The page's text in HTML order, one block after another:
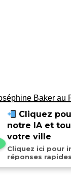
Baker au
Cliquez
notre IA et
votre ville
Cliquez ici pour
réponses rapides